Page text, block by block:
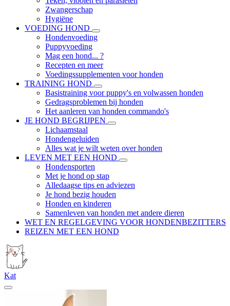
Zwangerschap
Hygiëne
VOEDING HOND
Hondenvoeding
Puppyvoeding
Mag een hond... ?
Recepten en meer
Voedingssupplementen voor honden
TRAINING HOND
Basistraining voor puppy's en volwassen honden
Gedragsproblemen bij honden
Het aanleren van honden commando's
JE HOND BEGRIJPEN
Lichaamstaal
Hondengeluiden
Alles wat je wilt weten over honden
LEVEN MET EEN HOND
Hondensporten
Met je hond op stap
Alledaagse tips en adviezen
Je hond bezig houden
Honden en kinderen
Samenleven van honden met andere dieren
WET EN REGELGEVING VOOR HONDENBEZITTERS
REIZEN MET EEN HOND
Kat